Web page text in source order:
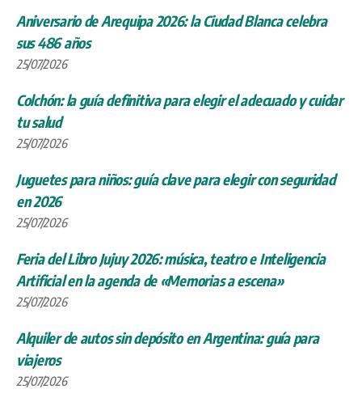
Aniversario de Arequipa 2026: la Ciudad Blanca celebra
sus 486 años
25/07/2026
Colchón: la guía definitiva para elegir el adecuado y cuidar
tu salud
25/07/2026
Juguetes para niños: guía clave para elegir con seguridad
en 2026
25/07/2026
Feria del Libro Jujuy 2026: música, teatro e Inteligencia
Artificial en la agenda de «Memorias a escena»
25/07/2026
Alquiler de autos sin depósito en Argentina: guía para
viajeros
25/07/2026